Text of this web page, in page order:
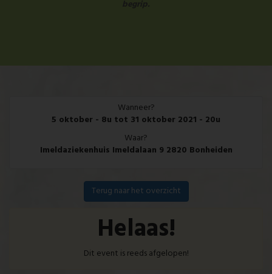
Wanneer?
5 oktober - 8u tot 31 oktober 2021 - 20u
Waar?
Imeldaziekenhuis Imeldalaan 9 2820 Bonheiden
Terug naar het overzicht
Helaas!
Dit event is reeds afgelopen!